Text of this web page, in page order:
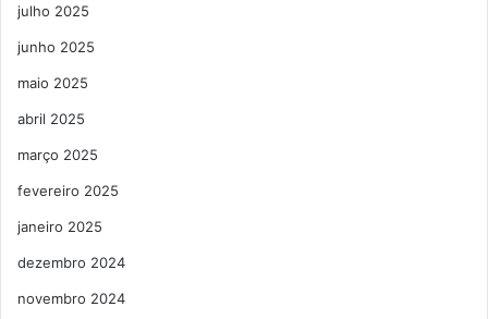
julho 2025
junho 2025
maio 2025
abril 2025
março 2025
fevereiro 2025
janeiro 2025
dezembro 2024
novembro 2024